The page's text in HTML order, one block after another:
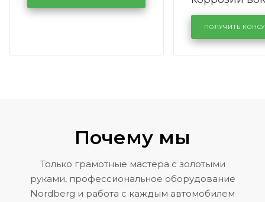
KUTUZOVV
лобового
районе
Volkswagen
ПОЛУЧИТЬ
Почему мы
Только грамотные мастера с золотыми
руками, профессиональное оборудование
Nordberg и работа с каждым автомобилем